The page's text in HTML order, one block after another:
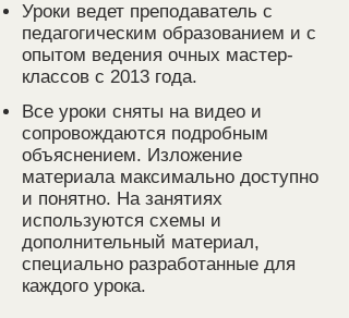
Уроки ведет преподаватель с
педагогическим образованием и с
опытом ведения очных мастер-
классов с 2013 года.
Все уроки сняты на видео и
сопровождаются подробным
объяснением. Изложение
материала максимально доступно
и понятно. На занятиях
используются схемы и
дополнительный материал,
специально разработанные для
каждого урока.